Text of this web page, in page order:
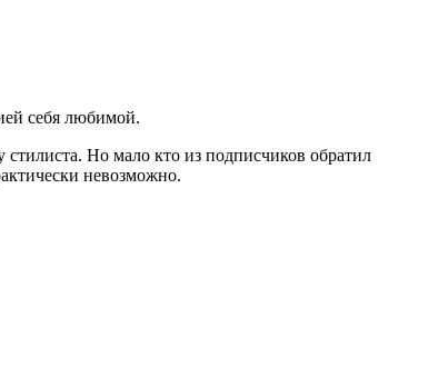
себя любимой.
Но мало кто из подписчиков обратил
невозможно.